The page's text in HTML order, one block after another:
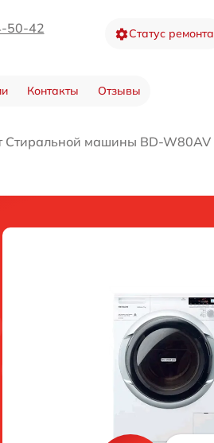
50-42 Статус ремонта
Контакты Отзывы
Стиральной машины BD-W80AV